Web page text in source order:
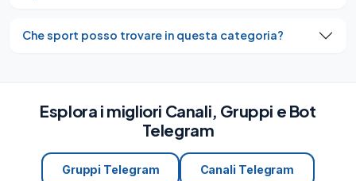
Che sport posso trovare in questa categoria?
Esplora i migliori Canali, Gruppi e Bot
Telegram
Gruppi Telegram Canali Telegram